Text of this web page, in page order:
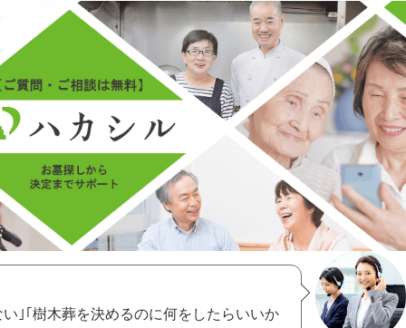
｣｢樹木葬を決めるのに何をしたらいいか